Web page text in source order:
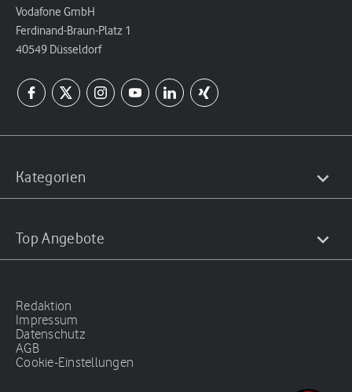
Vodafone GmbH
Ferdinand-Braun-Platz 1
40549 Düsseldorf
Kategorien
Top Angebote
Redaktion
Impressum
Datenschutz
AGB
Cookie-Einstellungen